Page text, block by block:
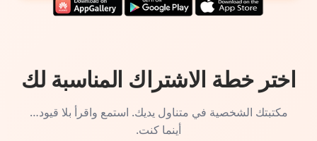
اختر خطة الاشتراك المناسبة لك
مكتبتك الشخصية في متناول يديك. استمع واقرأ بلا قيود…
أينما كنت.